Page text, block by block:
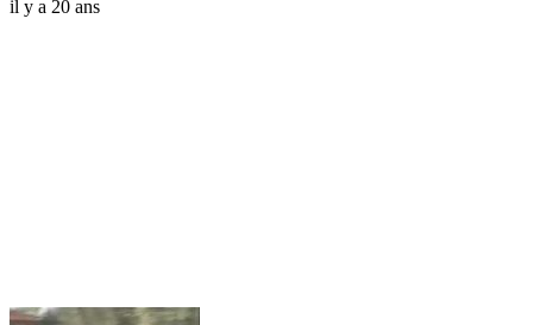
il y a 20 ans